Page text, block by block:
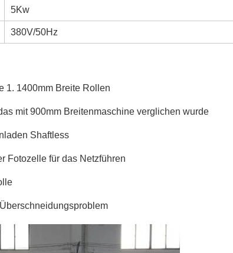
5Kw
380V/50Hz
1. 1400mm Breite Rollen
mit 900mm Breitenmaschine verglichen wurde
Shaftless
Fotozelle für das Netzführen